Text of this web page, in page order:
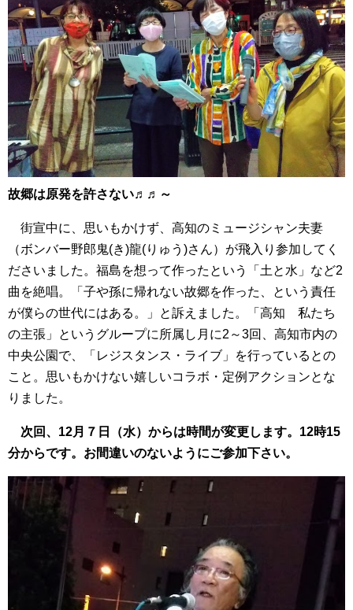
故郷は原発を許さない♬♬～
街宣中に、思いもかけず、高知のミュージシャン夫妻
（ボンバー野郎鬼(き)龍(りゅう)さん）が飛入り参加してく
ださいました。福島を想って作ったという「土と水」など2
曲を絶唱。「子や孫に帰れない故郷を作った、という責任
が僕らの世代にはある。」と訴えました。「高知 私たち
の主張」というグループに所属し月に2～3回、高知市内の
中央公園で、「レジスタンス・ライブ」を行っているとの
こと。思いもかけない嬉しいコラボ・定例アクションとな
りました。
次回、12月７日（水）からは時間が変更します。12時15
分からです。お間違いのないようにご参加下さい。